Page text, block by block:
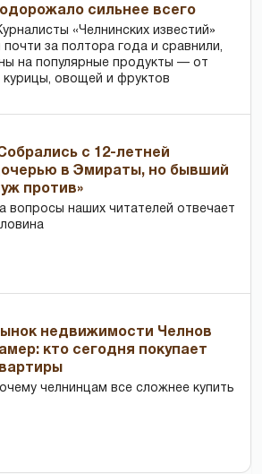
сильнее всего
«Челнинских известий»
за полтора года и сравнили,
на популярные продукты — от
овощей и фруктов
с 12-летней
в Эмираты, но бывший
против»
вопросы наших читателей отвечает
недвижимости Челнов
кто сегодня покупает
челнинцам все сложнее купить